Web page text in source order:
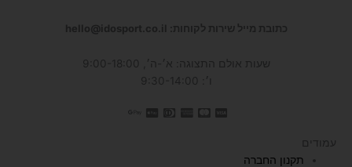
כתובת מייל שירות לקוחות: hello@idosport.co.il
שעות אולם התצוגה: א׳-ה׳, 9:00-18:00
עמודים
תקנון החברה